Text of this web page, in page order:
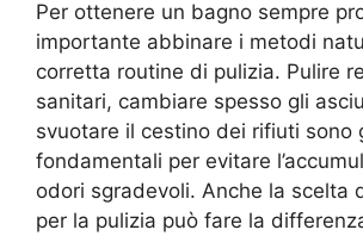
Per ottenere un bagno sempre
importante abbinare i metodi
corretta routine di pulizia. Pulire
sanitari, cambiare spesso gli
svuotare il cestino dei rifiuti sono
fondamentali per evitare
odori sgradevoli. Anche la scelta
per la pulizia può fare la